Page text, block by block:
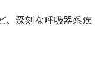
、深刻な呼吸器系疾